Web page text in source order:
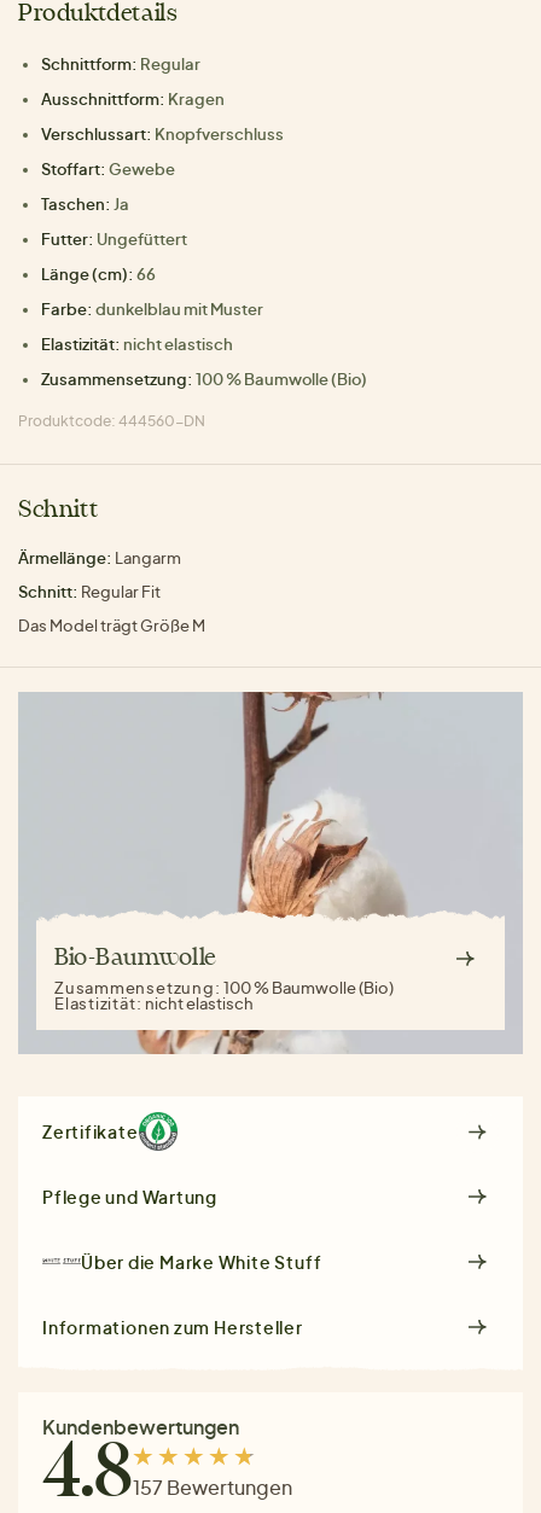
Produktdetails
Schnittform: Regular
Ausschnittform: Kragen
Verschlussart: Knopfverschluss
Stoffart: Gewebe
Taschen: Ja
Futter: Ungefüttert
Länge (cm): 66
Farbe: dunkelblau mit Muster
Elastizität: nicht elastisch
Zusammensetzung: 100 % Baumwolle (Bio)
Produktcode: 444560-DN
Schnitt
Ärmellänge: Langarm
Schnitt: Regular Fit
Das Model trägt Größe M
Bio-Baumwolle
Zusammensetzung:100 % Baumwolle (Bio)
Elastizität: nicht elastisch
Zertifikate
Pflege und Wartung
Über die Marke White Stuff
Informationen zum Hersteller
Kundenbewertungen
4.8157 Bewertungen